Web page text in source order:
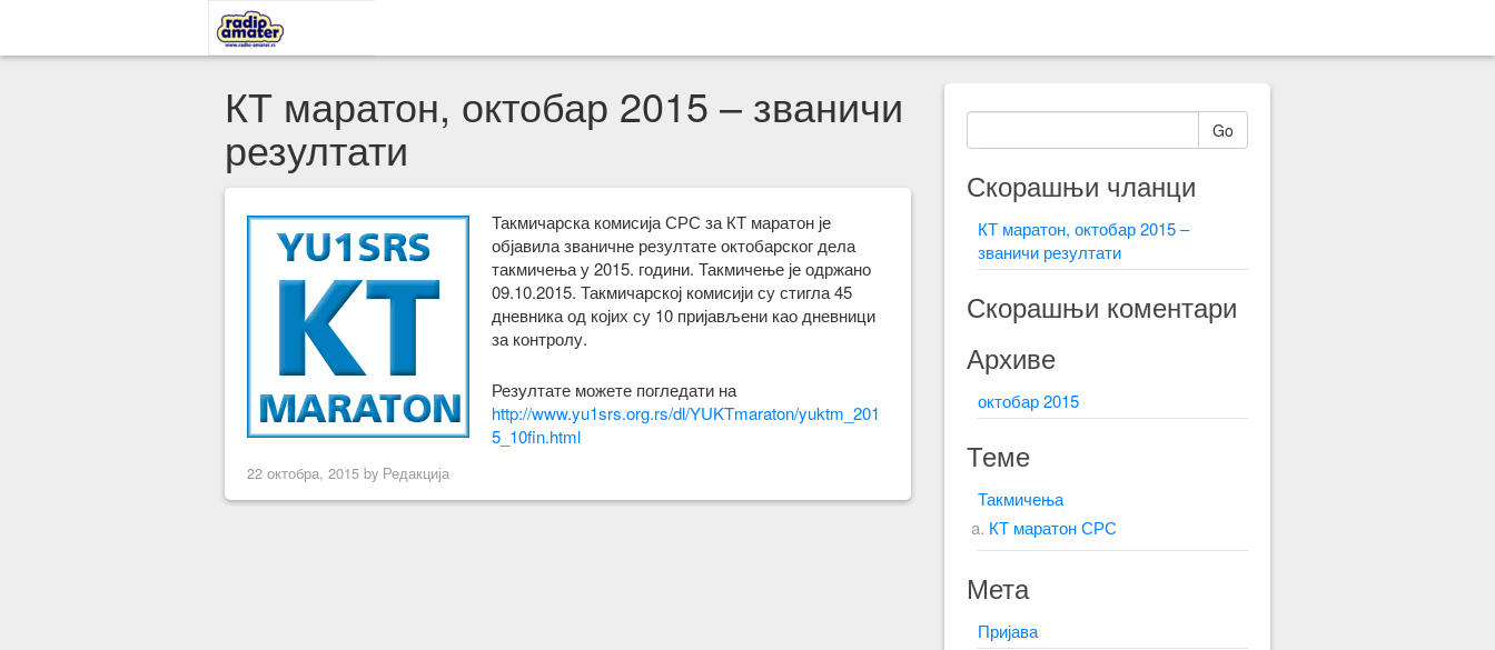
КТ маратон, октобар 2015 – званичи
резултати
Такмичарска комисија СРС за КТ маратон је
објавила званичне резултате октобарског дела
такмичења у 2015. години. Такмичење је одржано
09.10.2015. Такмичарској комисији су стигла 45
дневника од којих су 10 пријављени као дневници
за контролу.
Резултате можете погледати на
http://www.yu1srs.org.rs/dl/YUKTmaraton/yuktm_201
5_10fin.html
22 октобра, 2015 by Редакција
Go
Скорашњи чланци
КТ маратон, октобар 2015 –
званичи резултати
Скорашњи коментари
Архиве
октобар 2015
Теме
Такмичења
КТ маратон СРС
Мета
Пријава